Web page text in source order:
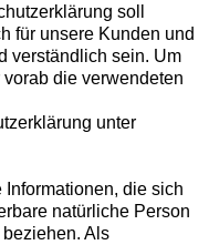
soll
für unsere Kunden und
verständlich sein. Um
die verwendeten
unter
die sich
natürliche Person
beziehen. Als